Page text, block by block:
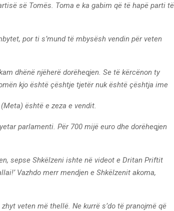
së Tomës. Toma e ka gabim që të hapë parti të
por ti s’mund të mbysësh vendin për veten
dhënë njëherë dorëheqjen. Se të kërcënon ty
kjo është çështje tjetër nuk është çështja ime
është e zeza e vendit.
parlamenti. Për 700 mijë euro dhe dorëheqjen
sepse Shkëlzeni ishte në videot e Dritan Priftit
Vazhdo merr mendjen e Shkëlzenit akoma,
veten më thellë. Ne kurrë s’do të pranojmë që